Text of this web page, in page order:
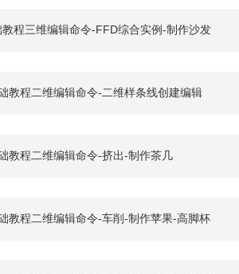
程三维编辑命令-FFD综合实例-制作沙发
教程二维编辑命令-二维样条线创建编辑
教程二维编辑命令-挤出-制作茶几
教程二维编辑命令-车削-制作苹果-高脚杯